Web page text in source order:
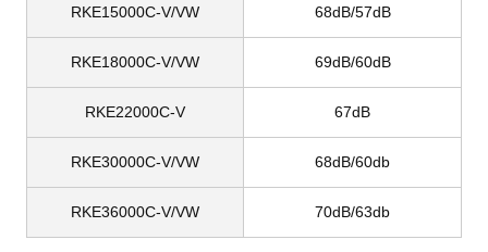
RKE15000C-V/VW 68dB/57dB
RKE18000C-V/VW 69dB/60dB
RKE22000C-V 67dB
RKE30000C-V/VW 68dB/60db
RKE36000C-V/VW 70dB/63db